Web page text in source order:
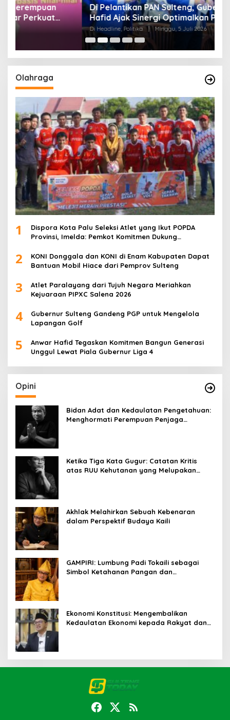
Di Pelantikan PAN Sulteng, Gubernur Anwar
Hafid Ajak Sinergi Optimalkan Potensi Daerah
| Minggu, 5 Juli 2026
Olahraga
1
Dispora Kota Palu Seleksi Atlet yang Ikut POPDA
Provinsi, Imelda: Pemkot Komitmen Dukung
2
KONI Donggala dan KONI di Enam Kabupaten Dapat
Bantuan Mobil Hiace dari Pemprov Sulteng
3
Atlet Paralayang dari Tujuh Negara Meriahkan
Kejuaraan PIPXC Salena 2026
4
Gubernur Sulteng Gandeng PGP untuk Mengelola
Lapangan Golf
5
Anwar Hafid Tegaskan Komitmen Bangun Generasi
Unggul Lewat Piala Gubernur Liga 4
Opini
Bidan Adat dan Kedaulatan Pengetahuan:
Menghormati Perempuan Penjaga
Ketika Tiga Kata Gugur: Catatan Kritis
atas RUU Kehutanan yang Melupakan
Akhlak Melahirkan Sebuah Kebenaran
dalam Perspektif Budaya Kaili
GAMPIRI: Lumbung Padi Tokaili sebagai
Simbol Ketahanan Pangan dan
Ekonomi Konstitusi: Mengembalikan
Kedaulatan Ekonomi kepada Rakyat dan